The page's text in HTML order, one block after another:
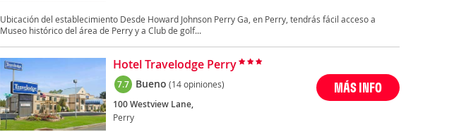
Ubicación del establecimiento Desde Howard Johnson Perry Ga, en Perry, tendrás fácil acceso a
Museo histórico del área de Perry y a Club de golf...
Hotel Travelodge Perry
7.7 Bueno (14 opiniones)
100 Westview Lane,
Perry
MÁS INFO